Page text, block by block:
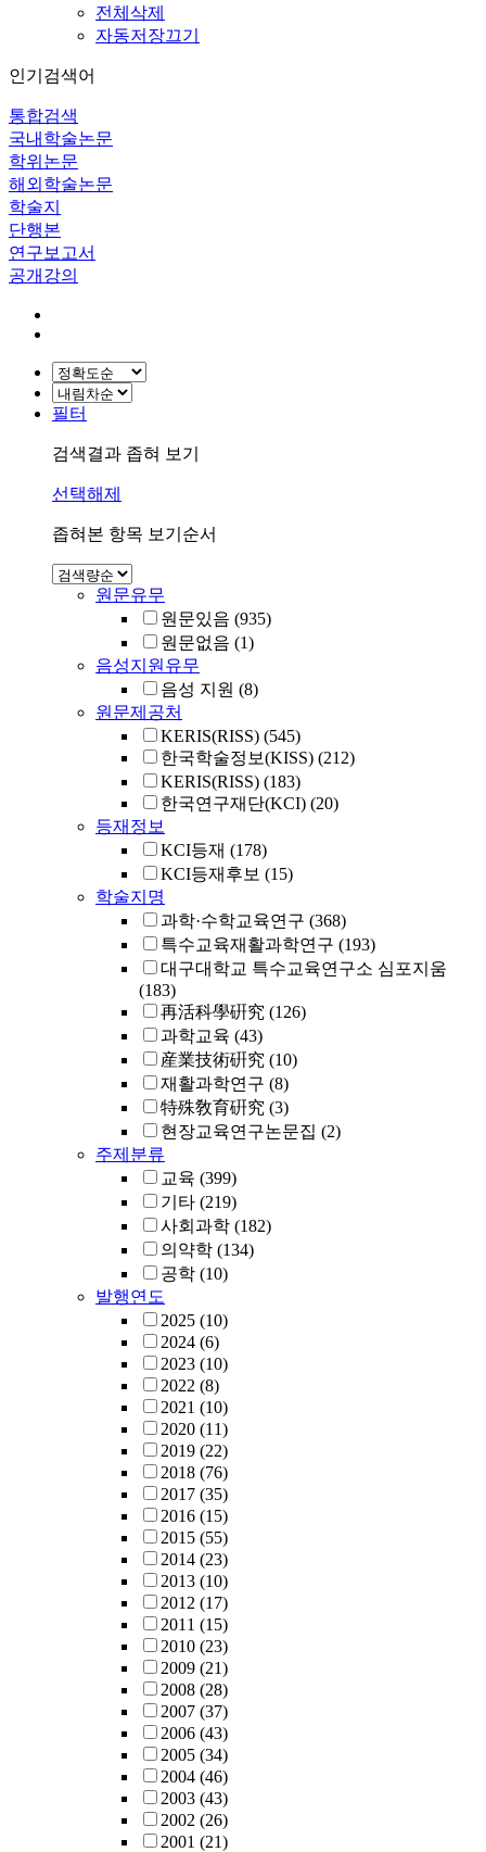
전체삭제
자동저장끄기
인기검색어
통합검색
국내학술논문
학위논문
해외학술논문
학술지
단행본
연구보고서
공개강의
필터
검색결과 좁혀 보기
선택해제
좁혀본 항목 보기순서
원문유무
원문있음 (935)
원문없음 (1)
음성지원유무
음성 지원 (8)
원문제공처
KERIS(RISS) (545)
한국학술정보(KISS) (212)
KERIS(RISS) (183)
한국연구재단(KCI) (20)
등재정보
KCI등재 (178)
KCI등재후보 (15)
학술지명
과학·수학교육연구 (368)
특수교육재활과학연구 (193)
대구대학교 특수교육연구소 심포지움
(183)
再活科學硏究 (126)
과학교육 (43)
産業技術硏究 (10)
재활과학연구 (8)
特殊敎育硏究 (3)
현장교육연구논문집 (2)
주제분류
교육 (399)
기타 (219)
사회과학 (182)
의약학 (134)
공학 (10)
발행연도
2025 (10)
2024 (6)
2023 (10)
2022 (8)
2021 (10)
2020 (11)
2019 (22)
2018 (76)
2017 (35)
2016 (15)
2015 (55)
2014 (23)
2013 (10)
2012 (17)
2011 (15)
2010 (23)
2009 (21)
2008 (28)
2007 (37)
2006 (43)
2005 (34)
2004 (46)
2003 (43)
2002 (26)
2001 (21)